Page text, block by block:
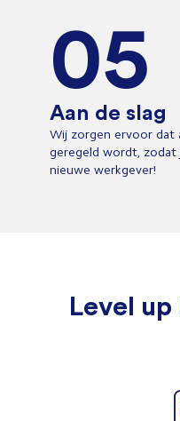
05
Aan de slag
Wij zorgen ervoor dat
geregeld wordt, zodat
nieuwe werkgever!
Level